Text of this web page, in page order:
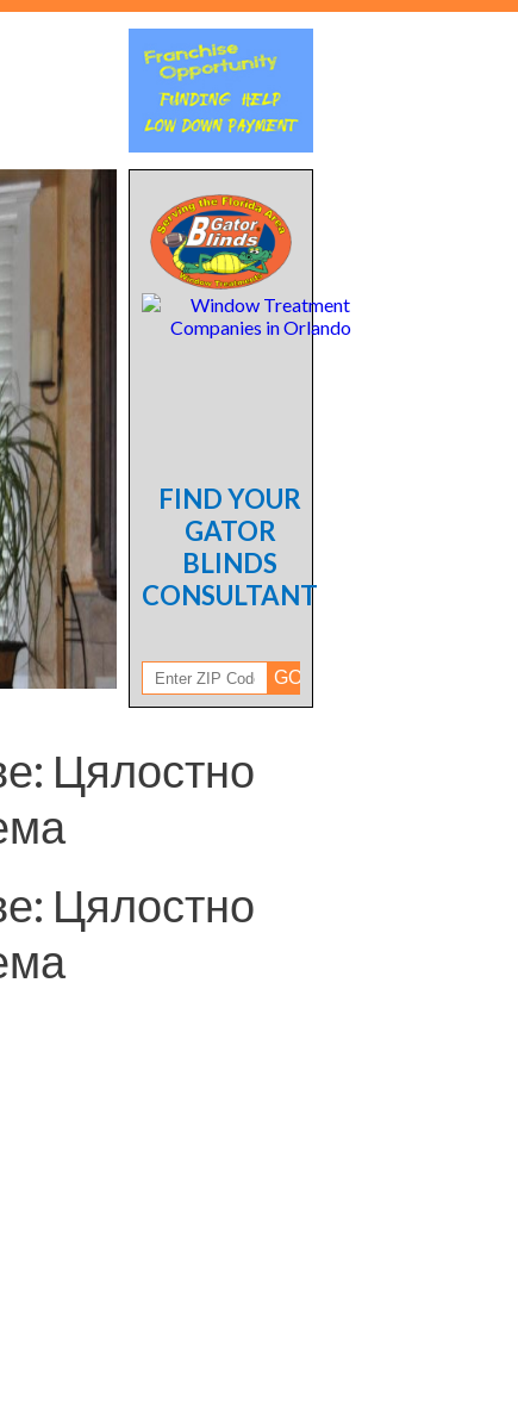
FIND YOUR
GATOR
BLINDS
CONSULTANT
Цялостно
Цялостно